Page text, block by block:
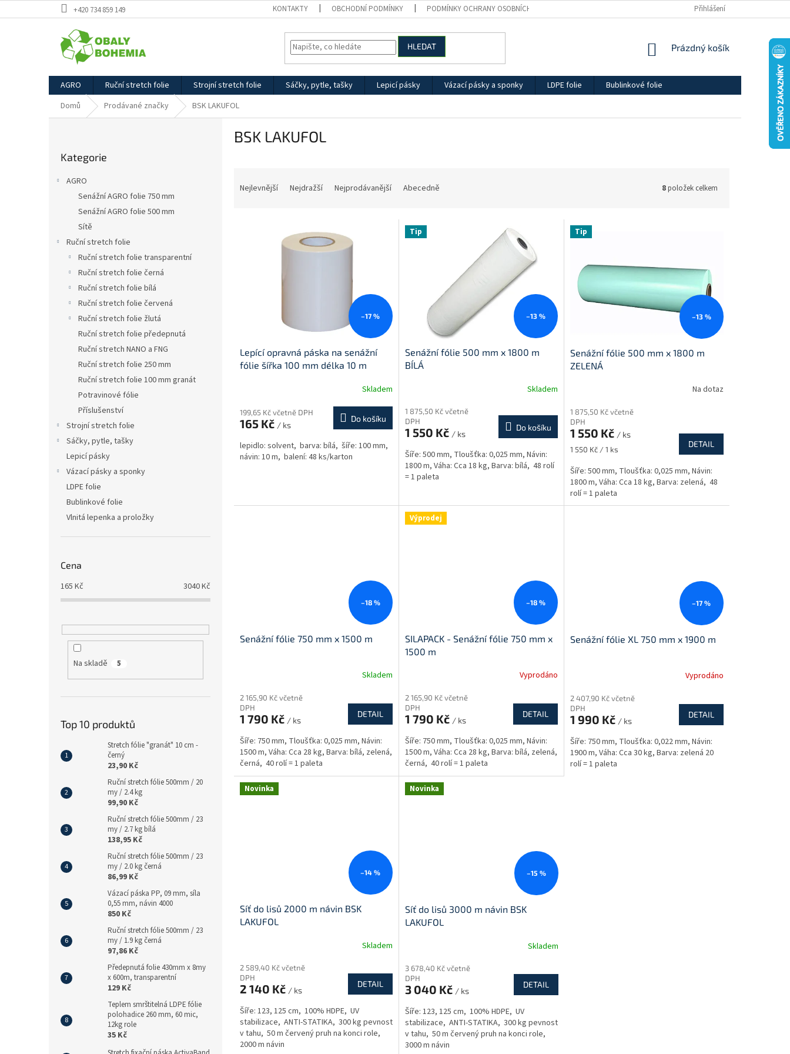
na
+420 734 859 149 KONTAKTY OBCHODNÍ PODMÍNKY PODMÍNKY OCHRANY OSOBNÍCH ÚDAJŮ Přihlášení
HLEDAT
NÁKUPNÍ
Prázdný košík
AGRO Ruční stretch folie Strojní stretch folie Sáčky, pytle, tašky Lepicí pásky Vázací pásky a sponky LDPE folie
Bublinkové folie
Domů
Prodávané značky BSK LAKUFOL
kategorie
Kategorie
AGRO
Senážní AGRO folie 750 mm
Senážní AGRO folie 500 mm
Sítě
Ruční stretch folie
Ruční stretch folie transparentní
Ruční stretch folie černá
Ruční stretch folie bílá
Ruční stretch folie červená
Ruční stretch folie žlutá
Ruční stretch folie předepnutá
Ruční stretch NANO a FNG
Ruční stretch folie 250 mm
Ruční stretch folie 100 mm granát
Potravinové fólie
Příslušenství
Strojní stretch folie
Sáčky, pytle, tašky
Lepicí pásky
Vázací pásky a sponky
LDPE folie
Bublinkové folie
Vlnitá lepenka a proložky
Cena
165 Kč 3040Kč
Na skladě 5
Top 10 produktů
Stretch fólie "granát" 10 cm -
černý
23,90 Kč
Ruční stretch fólie 500mm / 20
my / 2.4 kg
99,90 Kč
Ruční stretch fólie 500mm / 23
my / 2.7 kg bílá
138,95 Kč
Ruční stretch fólie 500mm / 23
my / 2.0 kg černá
86,99 Kč
Vázací páska PP, 09 mm, síla
0,55 mm, návin 4000
850 Kč
Ruční stretch fólie 500mm / 23
my / 1.9 kg černá
97,86 Kč
Předepnutá folie 430mm x 8my
x 600m, transparentní
129 Kč
Teplem smrštitelná LDPE fólie
polohadice 260 mm, 60 mic,
12kg role
35 Kč
BSK LAKUFOL
Nejlevnější Nejdražší Nejprodávanější Abecedně 8položek celkem
–17 %
Lepící opravná páska na senážní
fólie šířka 100 mm délka 10 m
Skladem
199,65 Kč včetně DPH
165 Kč / ks
Do košíku
lepidlo: solvent, barva: bílá, šíře: 100 mm,
návin: 10 m, balení: 48 ks/karton
Tip
–13 %
Senážní fólie 500 mm x 1800 m
BÍLÁ
Skladem
1 875,50 Kč včetně
DPH
1 550 Kč / ks
Do košíku
Šíře: 500 mm, Tloušťka: 0,025 mm, Návin:
1800 m, Váha: Cca 18 kg, Barva: bílá, 48 rolí
= 1 paleta
Tip
–13 %
Senážní fólie 500 mm x 1800 m
ZELENÁ
Na dotaz
1 875,50 Kč včetně
DPH
1 550 Kč / ks
Měrná
1 550 Kč / 1 ks
DETAIL
Šíře: 500 mm, Tloušťka: 0,025 mm, Návin:
1800 m, Váha: Cca 18 kg, Barva: zelená, 48
rolí = 1 paleta
–18 %
Senážní fólie 750 mm x 1500 m
produktu
je
3,9
5
hvězdiček.
Skladem
2 165,90 Kč včetně
DPH
1 790 Kč / ks
DETAIL
Šíře: 750 mm, Tloušťka: 0,025 mm, Návin:
1500 m, Váha: Cca 28 kg, Barva: bílá, zelená,
černá, 40 rolí = 1 paleta
Výprodej
–18 %
SILAPACK - Senážní fólie 750 mm x
1500 m
Vyprodáno
2 165,90 Kč včetně
DPH
1 790 Kč / ks
DETAIL
Šíře: 750 mm, Tloušťka: 0,025 mm, Návin:
1500 m, Váha: Cca 28 kg, Barva: bílá, zelená,
černá, 40 rolí = 1 paleta
–17 %
Senážní fólie XL 750 mm x 1900 m
Vyprodáno
2 407,90 Kč včetně
DPH
1 990 Kč / ks
DETAIL
Šíře: 750 mm, Tloušťka: 0,022 mm, Návin:
1900 m, Váha: Cca 30 kg, Barva: zelená 20
rolí = 1 paleta
Novinka
–14 %
Síť do lisů 2000 m návin BSK
LAKUFOL
produktu
je
3,6
5
hvězdiček.
Skladem
2 589,40 Kč včetně
DPH
2 140 Kč / ks
DETAIL
Šíře: 123, 125 cm, 100% HDPE, UV
stabilizace, ANTI-STATIKA, 300 kg pevnost
v tahu, 50 m červený pruh na konci role,
2000 m návin
Novinka
–15 %
Síť do lisů 3000 m návin BSK
LAKUFOL
produktu
je
3,4
5
hvězdiček.
Skladem
3 678,40 Kč včetně
DPH
3 040 Kč / ks
DETAIL
Šíře: 123, 125 cm, 100% HDPE, UV
stabilizace, ANTI-STATIKA, 300 kg pevnost
v tahu, 50 m červený pruh na konci role,
3000 m návin